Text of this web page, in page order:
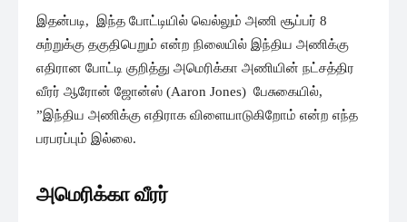
இதன்படி, இந்த போட்டியில் வெல்லும் அணி சூப்பர் 8
சுற்றுக்கு தகுதிபெறும் என்ற நிலையில் இந்திய அணிக்கு
எதிரான போட்டி குறித்து அமெரிக்கா அணியின் நட்சத்திர
வீரர் ஆரோன் ஜோன்ஸ் (Aaron Jones) பேசுகையில்,
”இந்திய அணிக்கு எதிராக விளையாடுகிறோம் என்ற எந்த
பரபரப்பும் இல்லை.
அமெரிக்கா வீரர்